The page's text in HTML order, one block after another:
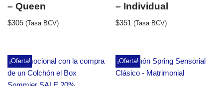
– Queen
$305 (Tasa BCV)
– Individual
$351 (Tasa BCV)
¡Oferta! ¡Oferta!